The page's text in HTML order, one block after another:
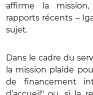
affirme la
rapports récents –
sujet.
Dans le cadre du
la mission plaide
de financement